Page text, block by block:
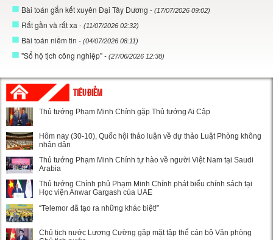
Bài toán gắn kết xuyên Đại Tây Dương - (17/07/2026 09:02)
Rất gần và rất xa - (11/07/2026 02:32)
Bài toán niềm tin - (04/07/2026 08:11)
"Sổ hộ tịch công nghiệp" - (27/06/2026 12:38)
TIÊU ĐIỂM
Thủ tướng Phạm Minh Chính gặp Thủ tướng Ai Cập
Hôm nay (30-10), Quốc hội thảo luận về dự thảo Luật Phòng không
nhân dân
Thủ tướng Phạm Minh Chính tự hào về người Việt Nam tại Saudi
Arabia
Thủ tướng Chính phủ Phạm Minh Chính phát biểu chính sách tại
Học viện Anwar Gargash của UAE
“Telemor đã tạo ra những khác biệt!”
Chủ tịch nước Lương Cường gặp mặt tập thể cán bộ Văn phòng